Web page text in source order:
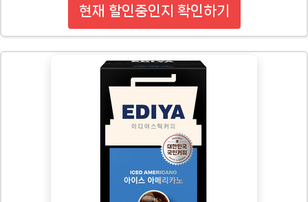
현재 할인중인지 확인하기